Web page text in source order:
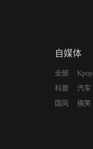
自媒体
全部
科普
国风
Kpop
汽车
搞笑